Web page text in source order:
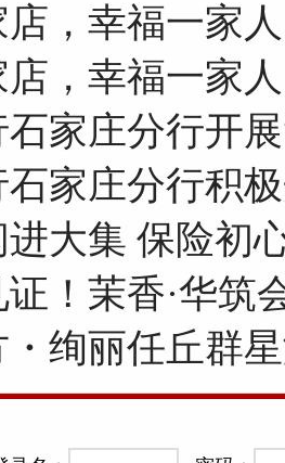
，幸福一家
，幸福一家
石家庄分行开
石家庄分行积
进大集 保险
！茉香·华筑
绚丽任丘群